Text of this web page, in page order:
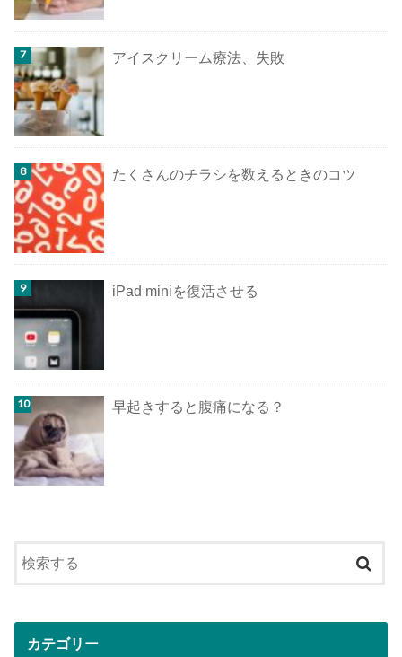
アイスクリーム療法、失敗
たくさんのチラシを数えるときのコツ
iPad miniを復活させる
早起きすると腹痛になる？
カテゴリー